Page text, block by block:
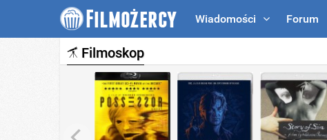
Wiadomości Forum
Filmoskop